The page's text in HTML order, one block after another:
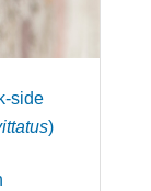
side
)